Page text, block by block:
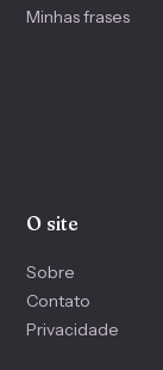
Minhas frases
O site
Sobre
Contato
Privacidade